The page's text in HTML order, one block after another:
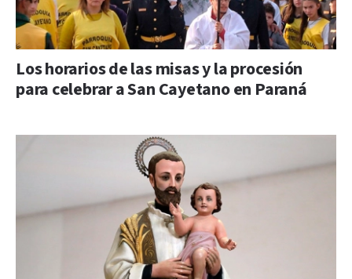
Los horarios de las misas y la procesión
para celebrar a San Cayetano en Paraná